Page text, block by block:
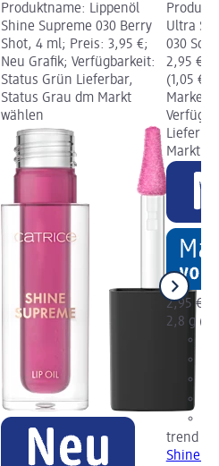
Produktname: Lippenöl
Shine Supreme 030 Berry
Shot, 4 ml; Preis: 3,95 €;
Neu Grafik; Verfügbarkeit:
Status Grün Lieferbar,
Status Grau dm Markt
wählen
Ultra
030 Soft
2,95 €;
(1,05 €
Marke
Markt
2,95 €
2,8 g
trend !t
Shine